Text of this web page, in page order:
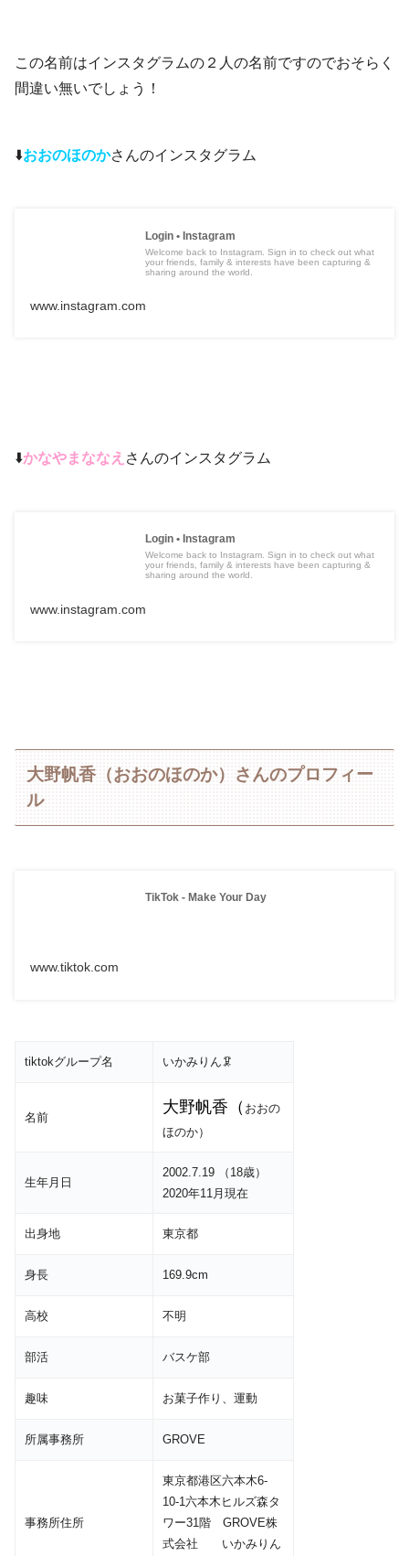
この名前はインスタグラムの２人の名前ですのでおそらく
間違い無いでしょう！
⬇️おおのほのかさんのインスタグラム
Login • Instagram
Welcome back to Instagram. Sign in to check out what
your friends, family & interests have been capturing &
sharing around the world.
www.instagram.com
⬇️かなやまななえ さんのインスタグラム
Login • Instagram
Welcome back to Instagram. Sign in to check out what
your friends, family & interests have been capturing &
sharing around the world.
www.instagram.com
大野帆香（おおのほのか）さんのプロフィー
ル
TikTok - Make Your Day
www.tiktok.com
tiktokグループ名 いかみりん🦑
名前
大野帆香 （ おおの
ほのか）
生年月日
2002.7.19 （18歳）
2020年11月現在
出身地 東京都
身長 169.9cm
高校 不明
部活 バスケ部
趣味 お菓子作り、運動
所属事務所 GROVE
事務所住所
東京都港区六本木6-
10-1六本木ヒルズ森タ
ワー31階 GROVE株
式会社 いかみりん